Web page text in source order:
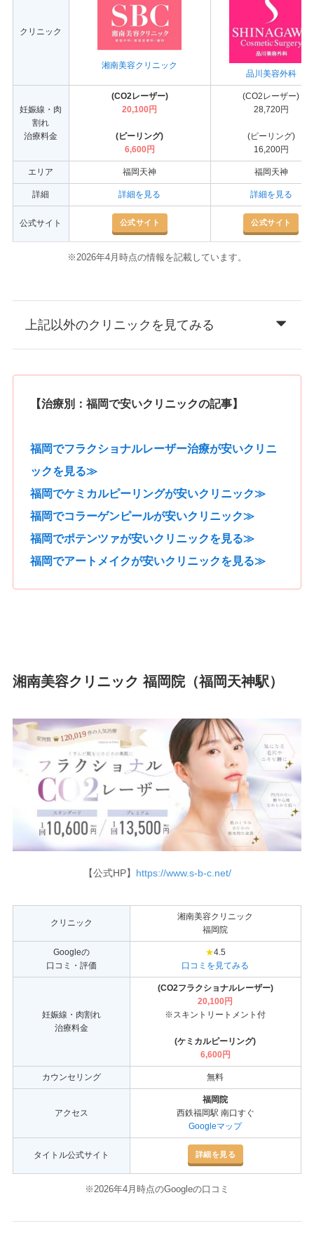
クリニック
湘南美容クリニック
品川美容外科
妊娠線・肉
割れ
治療料金
(CO2レーザー)
20,100円
(ピーリング)
6,600円
(CO2レーザー)
28,720円
(ピーリング)
16,200円
エリア 福岡天神 福岡天神
詳細 詳細を見る 詳細を見る
公式サイト 公式サイト 公式サイト
※2026年4月時点の情報を記載しています。
上記以外のクリニックを見てみる
【治療別：福岡で安いクリニックの記事】
福岡でフラクショナルレーザー治療が安いクリニ
ックを見る≫
福岡でケミカルピーリングが安いクリニック≫
福岡でコラーゲンピールが安いクリニック≫
福岡でポテンツァが安いクリニックを見る≫
福岡でアートメイクが安いクリニックを見る≫
湘南美容クリニック 福岡院（福岡天神駅）
【公式HP】 https://www.s-b-c.net/
クリニック
湘南美容クリニック
福岡院
Googleの
口コミ・評価
★4.5
口コミを見てみる
妊娠線・肉割れ
治療料金
(CO2フラクショナルレーザー)
20,100円
※スキントリートメント付
(ケミカルピーリング)
6,600円
カウンセリング 無料
アクセス
福岡院
西鉄福岡駅 南口すぐ
Googleマップ
タイトル公式サイト 詳細を見る
※2026年4月時点のGoogleの口コミ